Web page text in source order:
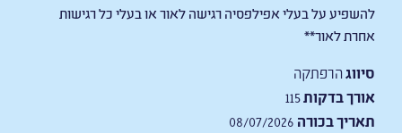
להשפיע על בעלי אפילפסיה רגישה לאור או בעלי כל רגישות
אחרת לאור**
סיווגהרפתקה
אורך בדקות
תאריך בכורה